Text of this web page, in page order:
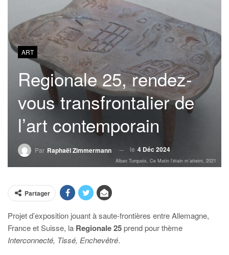
ART
Regionale 25, rendez-
vous transfrontalier de
l’art contemporain
Par Raphaël Zimmermann le 4 Déc 2024
Alban Turquois, Ce Matin l’étain m’atteint, 2021
Partager
Projet d’exposition jouant à saute-frontières entre Allemagne,
France et Suisse, la Regionale 25prend pour thème
Interconnecté, Tissé, Enchevêtré.